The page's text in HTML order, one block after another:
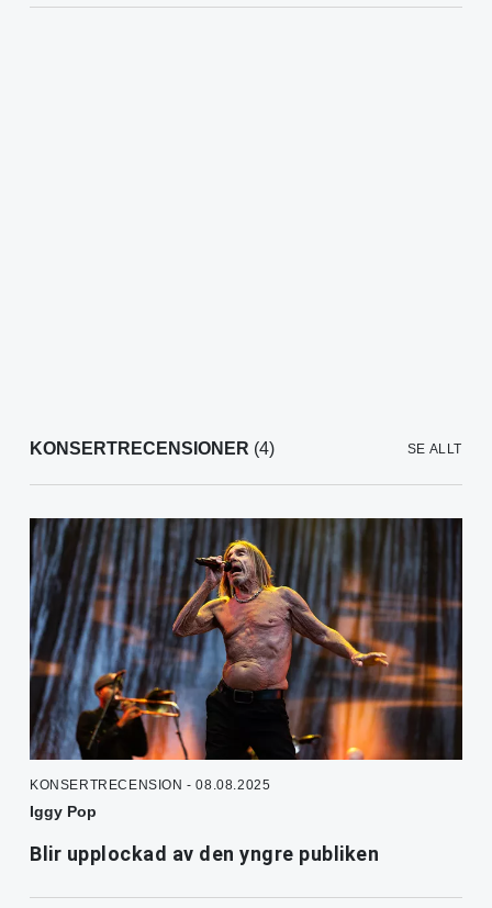
KONSERTRECENSIONER (4) SE ALLT
KONSERTRECENSION - 08.08.2025
Iggy Pop
Blir upplockad av den yngre publiken